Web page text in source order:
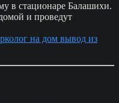
в стационаре Балашихи.
и проведут
на дом вывод из